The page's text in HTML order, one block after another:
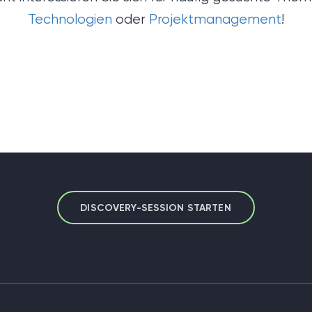
Technologien oder Projektmanagement!
DISCOVERY-SESSION STARTEN